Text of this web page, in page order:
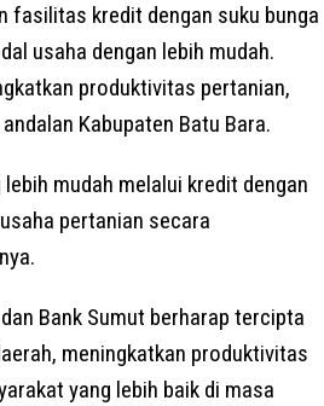
fasilitas kredit dengan suku bunga
usaha dengan lebih mudah.
produktivitas pertanian,
Kabupaten Batu Bara.
mudah melalui kredit dengan
pertanian secara
Bank Sumut berharap tercipta
meningkatkan produktivitas
yang lebih baik di masa